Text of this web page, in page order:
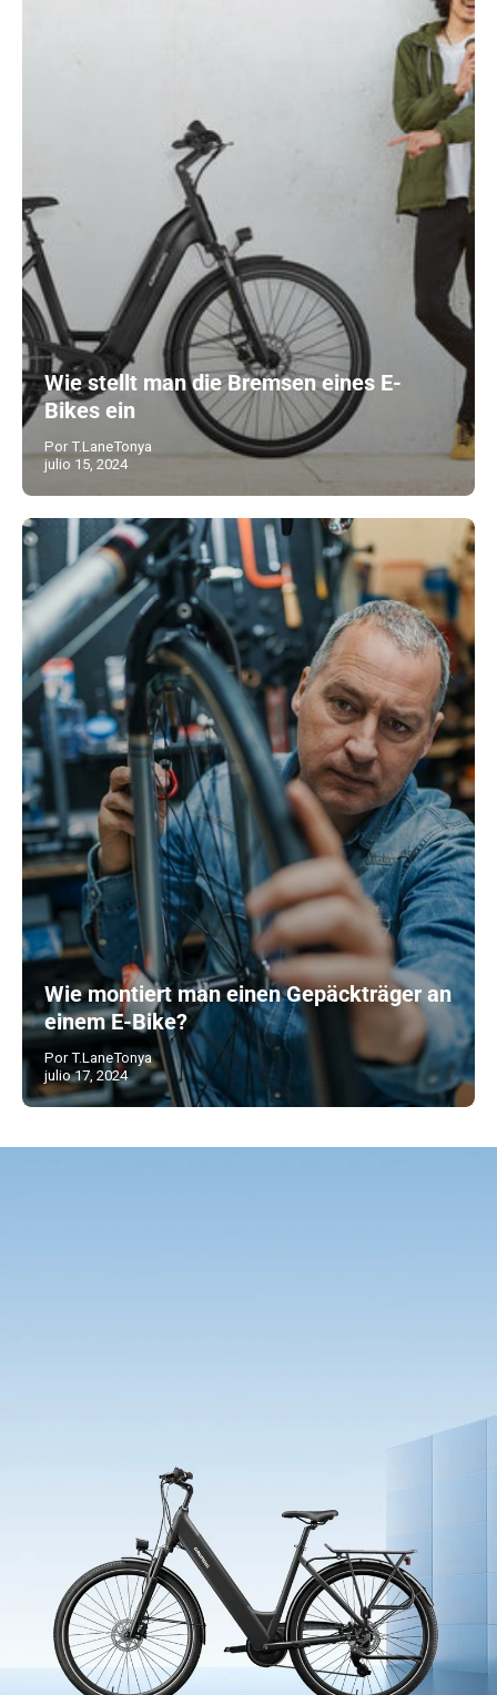
Wie stellt man die Bremsen eines E-
Bikes ein
Por T.LaneTonya
julio 15, 2024
Wie montiert man einen Gepäckträger an
einem E-Bike?
Por T.LaneTonya
julio 17, 2024